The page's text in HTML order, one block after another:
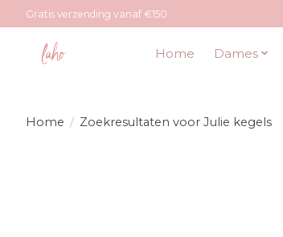
Gratis verzending vanaf €150
Home Dames
Home / Zoekresultaten voor Julie kegels